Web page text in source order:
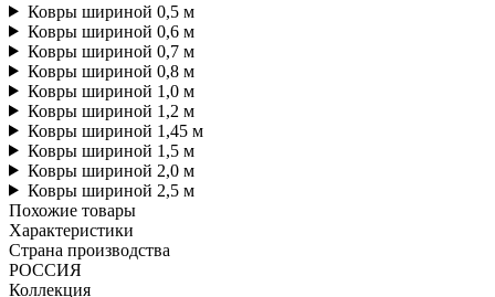
Ковры шириной 0,5 м
Ковры шириной 0,6 м
Ковры шириной 0,7 м
Ковры шириной 0,8 м
Ковры шириной 1,0 м
Ковры шириной 1,2 м
Ковры шириной 1,45 м
Ковры шириной 1,5 м
Ковры шириной 2,0 м
Ковры шириной 2,5 м
Похожие товары
Характеристики
Страна производства
РОССИЯ
Коллекция